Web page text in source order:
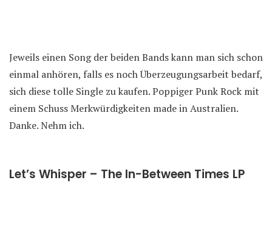
Jeweils einen Song der beiden Bands kann man sich schon
einmal anhören, falls es noch Überzeugungsarbeit bedarf,
sich diese tolle Single zu kaufen. Poppiger Punk Rock mit
einem Schuss Merkwürdigkeiten made in Australien.
Danke. Nehm ich.
Let’s Whisper – The In-Between Times LP